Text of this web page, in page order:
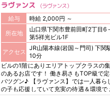
ラヴァンス ラヴァンス
給与 時給 2,000円 ～
所在地
山口県下関市豊前田町2丁目6
第5祥光ビル1F
アクセス
JR山陽本線(岩国～門司) 下関駅 徒歩
10分
ビルの1階にありエリアトップクラスの
のあるお店です！ 働き易さもTOP級で
バツグン♪ 【ラヴァンス】では一人暮ら
の子も応援していて充実の待遇＆環境で
が出来ます♪